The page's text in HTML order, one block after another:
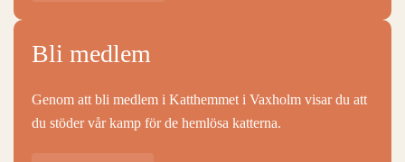
Bli medlem
Genom att bli medlem i Katthemmet i Vaxholm visar du att
du stöder vår kamp för de hemlösa katterna.